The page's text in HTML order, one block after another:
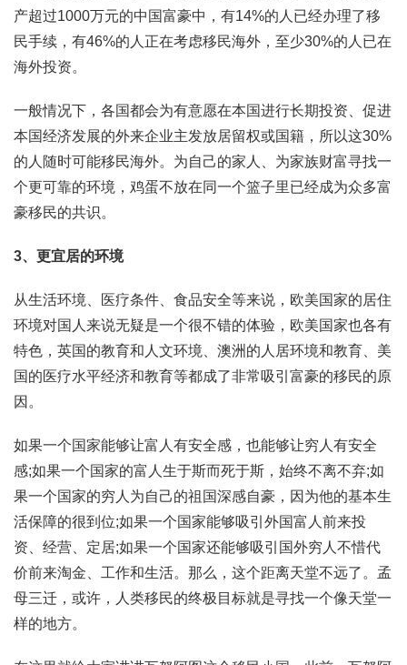
产超过1000万元的中国富豪中，有14%的人已经办理了移
民手续，有46%的人正在考虑移民海外，至少30%的人已在
海外投资。
一般情况下，各国都会为有意愿在本国进行长期投资、促进
本国经济发展的外来企业主发放居留权或国籍，所以这30%
的人随时可能移民海外。为自己的家人、为家族财富寻找一
个更可靠的环境，鸡蛋不放在同一个篮子里已经成为众多富
豪移民的共识。
3、更宜居的环境
从生活环境、医疗条件、食品安全等来说，欧美国家的居住
环境对国人来说无疑是一个很不错的体验，欧美国家也各有
特色，英国的教育和人文环境、澳洲的人居环境和教育、美
国的医疗水平经济和教育等都成了非常吸引富豪的移民的原
因。
如果一个国家能够让富人有安全感，也能够让穷人有安全
感;如果一个国家的富人生于斯而死于斯，始终不离不弃;如
果一个国家的穷人为自己的祖国深感自豪，因为他的基本生
活保障的很到位;如果一个国家能够吸引外国富人前来投
资、经营、定居;如果一个国家还能够吸引国外穷人不惜代
价前来淘金、工作和生活。那么，这个距离天堂不远了。孟
母三迁，或许，人类移民的终极目标就是寻找一个像天堂一
样的地方。